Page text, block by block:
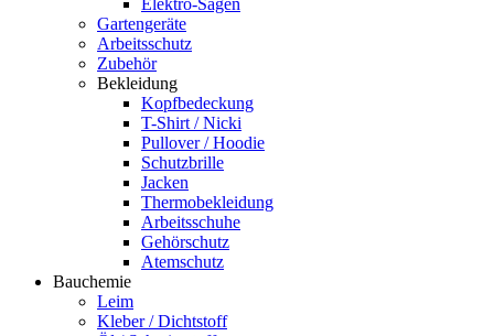
Elektro-Sägen
Gartengeräte
Arbeitsschutz
Zubehör
Bekleidung
Kopfbedeckung
T-Shirt / Nicki
Pullover / Hoodie
Schutzbrille
Jacken
Thermobekleidung
Arbeitsschuhe
Gehörschutz
Atemschutz
Bauchemie
Leim
Kleber / Dichtstoff